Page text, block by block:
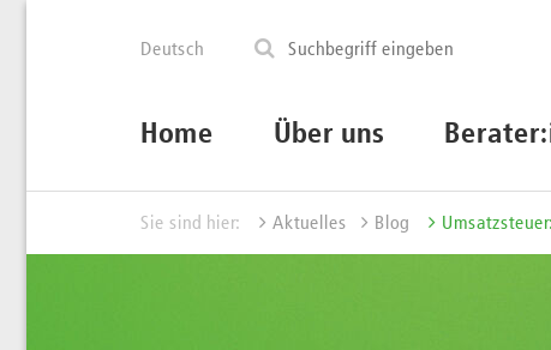
Deutsch
Home Über uns
Sie sind hier: Aktuelles Blog